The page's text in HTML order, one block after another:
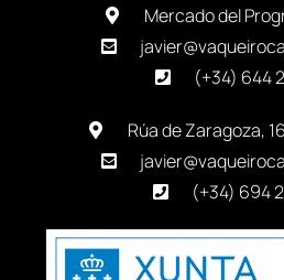
Mercado del
(+34) 644
Rúa de Zaragoza,
(+34) 694